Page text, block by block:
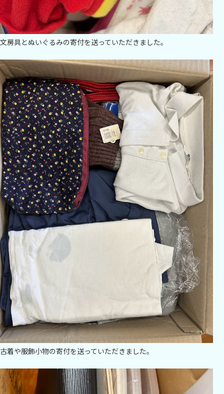
文房具とぬいぐるみの寄付を送っていただきました。
古着や服飾小物の寄付を送っていただきました。